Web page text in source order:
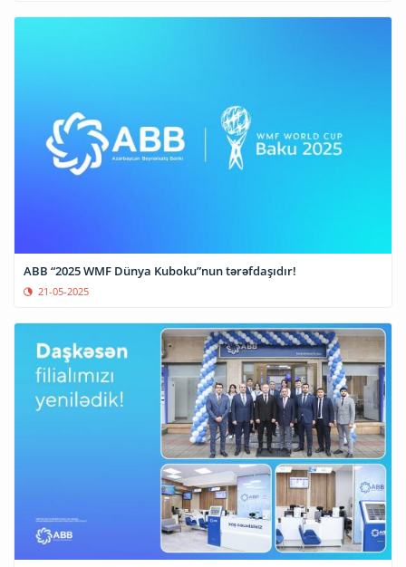
ABB “2025 WMF Dünya Kuboku”nun tərəfdaşıdır!
21-05-2025